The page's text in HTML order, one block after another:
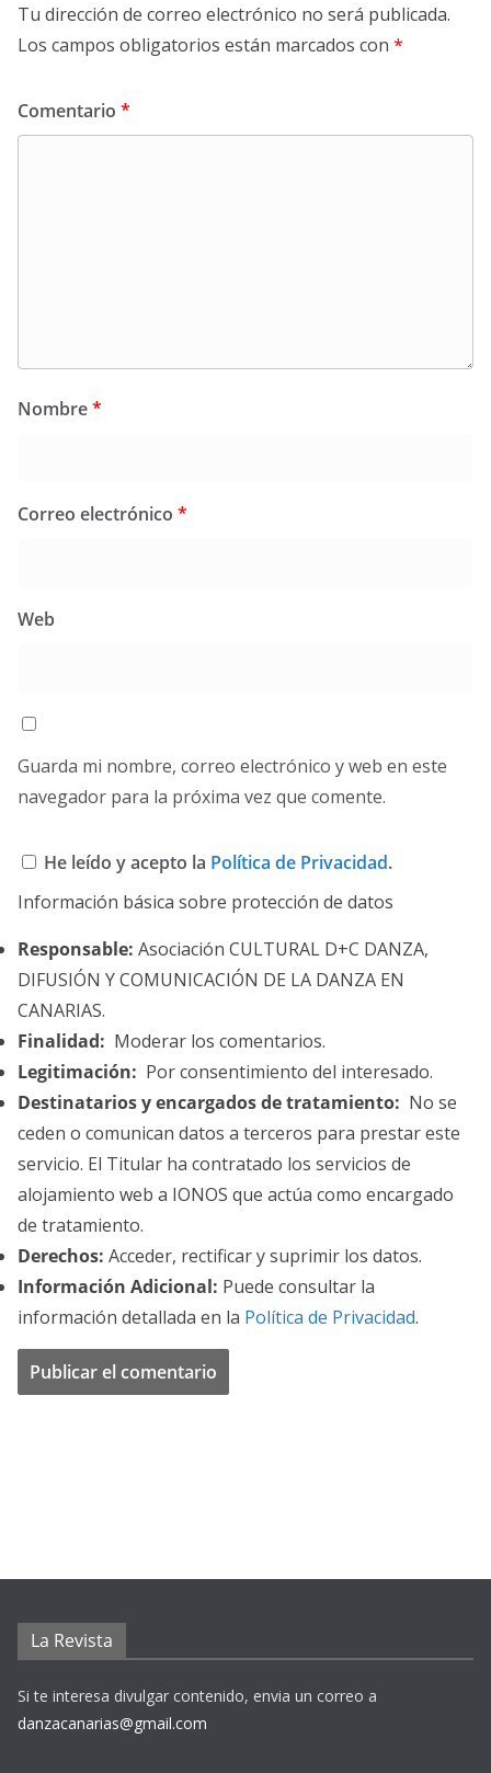
Tu dirección de correo electrónico no será publicada.
Los campos obligatorios están marcados con *
Comentario *
Nombre*
Correo electrónico *
Web
Guarda mi nombre, correo electrónico y web en este
navegador para la próxima vez que comente.
He leído y acepto la Política de Privacidad.
Información básica sobre protección de datos
Responsable: Asociación CULTURAL D+C DANZA,
DIFUSIÓN Y COMUNICACIÓN DE LA DANZA EN
CANARIAS.
Finalidad: Moderar los comentarios.
Legitimación: Por consentimiento del interesado.
Destinatarios y encargados de tratamiento: No se
ceden o comunican datos a terceros para prestar este
servicio. El Titular ha contratado los servicios de
alojamiento web a IONOS que actúa como encargado
de tratamiento.
Derechos: Acceder, rectificar y suprimir los datos.
Información Adicional: Puede consultar la
información detallada en la Política de Privacidad.
La Revista
Si te interesa divulgar contenido, envia un correo a
danzacanarias@gmail.com